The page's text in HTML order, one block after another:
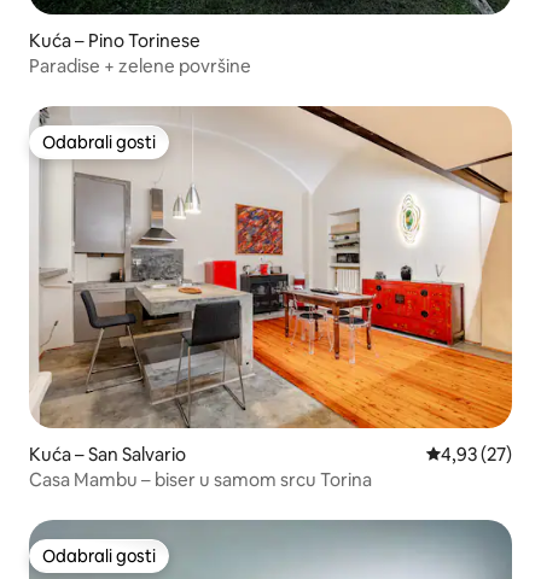
Kuća – Pino Torinese
Paradise + zelene površine
Odabrali gosti
Odabrali gosti
Kuća – San Salvario Prosječna
4,93 (27)
Casa Mambu – biser u samom srcu Torina
Odabrali gosti
Odabrali gosti